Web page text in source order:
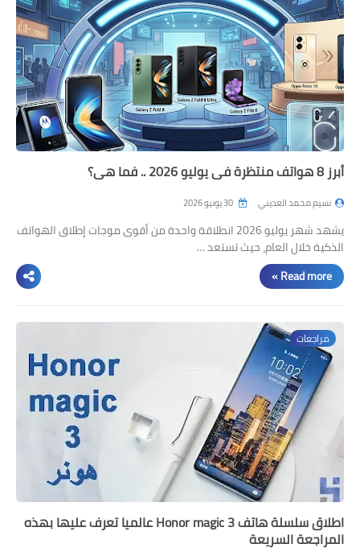
أبرز 8 هواتف منتظرة في يوليو 2026 .. فما هي؟
نسيم محمد العديني
يشهد شهر يوليو 2026 انطلاقة واحدة من أقوى موجات إطلاق الهواتف
الذكية خلال العام، حيث تستعد …
Read more »
مراجعات
اطلاق سلسلة هاتف Honor magic 3 عالميا تعرف عليها بهذه
المراجعة السريعة